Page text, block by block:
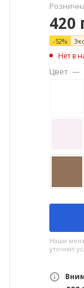
420
-52%
Нет в
Цвет —
Наши
уточнят